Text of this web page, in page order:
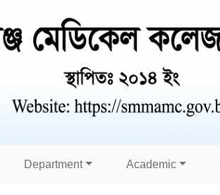
Department Academic